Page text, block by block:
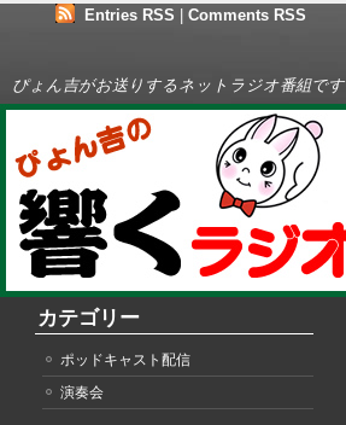
Entries RSS Comments RSS
ぴょん吉がお送りするネットラジオ番組です
カテゴリー
ポッドキャスト配信
演奏会